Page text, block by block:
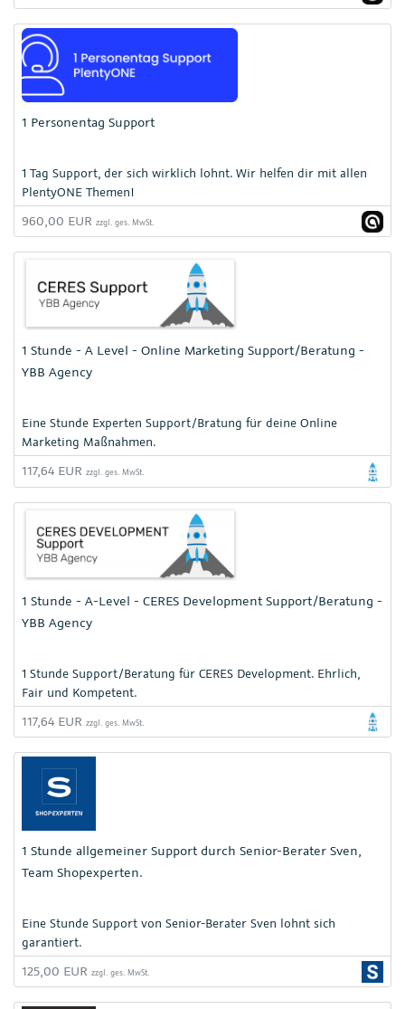
1 Personentag Support
1 Tag Support, der sich wirklich lohnt. Wir helfen dir mit allen
PlentyONE Themen!
960,00 EUR zzgl. ges. MwSt.
1 Stunde - A Level - Online Marketing Support/Beratung -
YBB Agency
Eine Stunde Experten Support/Bratung für deine Online
Marketing Maßnahmen.
117,64 EUR zzgl. ges. MwSt.
1 Stunde - A-Level - CERES Development Support/Beratung -
YBB Agency
1 Stunde Support/Beratung für CERES Development. Ehrlich,
Fair und Kompetent.
117,64 EUR zzgl. ges. MwSt.
1 Stunde allgemeiner Support durch Senior-Berater Sven,
Team Shopexperten.
Eine Stunde Support von Senior-Berater Sven lohnt sich
garantiert.
125,00 EUR zzgl. ges. MwSt.